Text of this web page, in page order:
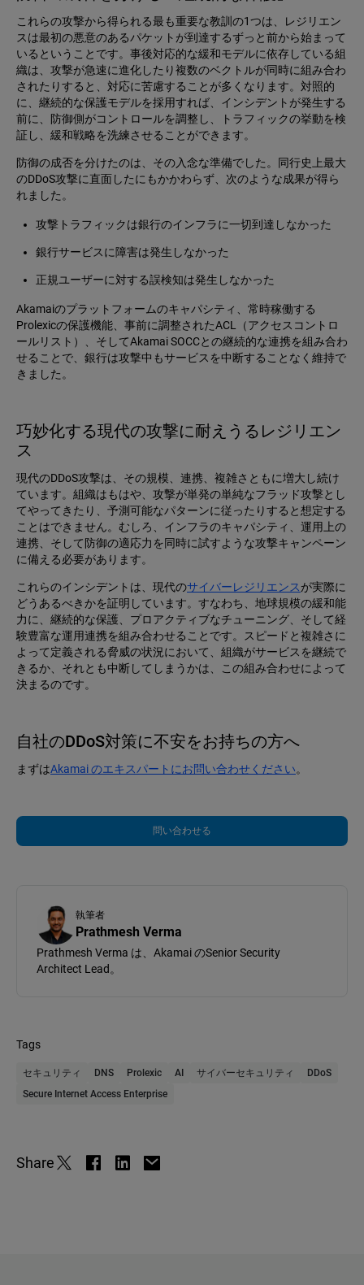
これらの攻撃から得られる最も重要な教訓の1つは、レジリエン
スは最初の悪意のあるパケットが到達するずっと前から始まって
いるということです。事後対応的な緩和モデルに依存している組
織は、攻撃が急速に進化したり複数のベクトルが同時に組み合わ
されたりすると、対応に苦慮することが多くなります。対照的
に、継続的な保護モデルを採用すれば、インシデントが発生する
前に、防御側がコントロールを調整し、トラフィックの挙動を検
証し、緩和戦略を洗練させることができます。
防御の成否を分けたのは、その入念な準備でした。同行史上最大
のDDoS攻撃に直面したにもかかわらず、次のような成果が得ら
れました。
攻撃トラフィックは銀行のインフラに一切到達しなかった
銀行サービスに障害は発生しなかった
正規ユーザーに対する誤検知は発生しなかった
Akamaiのプラットフォームのキャパシティ、常時稼働する
Prolexicの保護機能、事前に調整されたACL（アクセスコントロ
ールリスト）、そしてAkamai SOCCとの継続的な連携を組み合わ
せることで、銀行は攻撃中もサービスを中断することなく維持で
きました。
巧妙化する現代の攻撃に耐えうるレジリエン
ス
現代のDDoS攻撃は、その規模、連携、複雑さともに増大し続け
ています。組織はもはや、攻撃が単発の単純なフラッド攻撃とし
てやってきたり、予測可能なパターンに従ったりすると想定する
ことはできません。むしろ、インフラのキャパシティ、運用上の
連携、そして防御の適応力を同時に試すような攻撃キャンペーン
に備える必要があります。
これらのインシデントは、現代のサイバーレジリエンスが実際に
どうあるべきかを証明しています。すなわち、地球規模の緩和能
力に、継続的な保護、プロアクティブなチューニング、そして経
験豊富な運用連携を組み合わせることです。スピードと複雑さに
よって定義される脅威の状況において、組織がサービスを継続で
きるか、それとも中断してしまうかは、この組み合わせによって
決まるのです。
自社のDDoS対策に不安をお持ちの方へ
まずはAkamai のエキスパートにお問い合わせください。
問い合わせる
執筆者
Prathmesh Verma
Prathmesh Verma は、Akamai のSenior Security
Architect Lead。
Tags
セキュリティ DNS Prolexic AI サイバーセキュリティ
DDoS
Secure Internet Access Enterprise
Share